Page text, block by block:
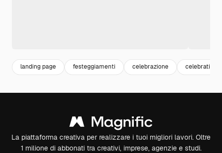
landing page festeggiamenti celebrazione celebration
La piattaforma creativa per realizzare i tuoi migliori lavori. Oltre
1 milione di abbonati tra creativi, imprese, agenzie e studi.